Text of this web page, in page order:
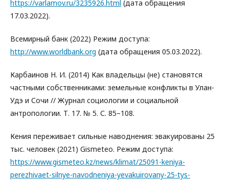
https://varlamov.ru/3235926.html (дата обращения
17.03.2022).
Всемирный банк (2022) Режим доступа:
http://www.worldbank.org (дата обращения 05.03.2022).
Карбаинов Н. И. (2014) Как владельцы (не) становятся
частными собственниками: земельные конфликты в Улан-
Удэ и Сочи // Журнал социологии и социальной
антропологии. Т. 17. № 5. С. 85–108.
Кения переживает сильные наводнения: эвакуированы 25
тыс. человек (2021) Gismeteo. Режим доступа:
https://www.gismeteo.kz/news/klimat/25091-keniya-
perezhivaet-silnye-navodneniya-yevakuirovany-25-tys-